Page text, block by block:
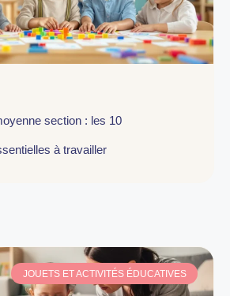
section : les 10
à travailler
JOUETS ET ACTIVITÉS ÉDUCATIVES